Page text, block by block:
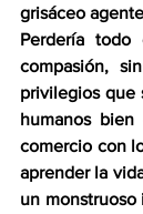
grisáceo
Perdería todo
compasión,
privilegios que
humanos
comercio con
aprender la
un monstruoso